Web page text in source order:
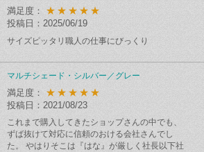
満足度： ★★★★★
投稿日：2025/06/19
サイズピッタリ職人の仕事にびっくり
マルチシェード・シルバー／グレー
満足度： ★★★★★
投稿日：2021/08/23
これまで購入してきたショップさんの中でも、
ずば抜けて対応に信頼のおける会社さんでし
た。 やはりそこは『はな』が厳しく社長以下社